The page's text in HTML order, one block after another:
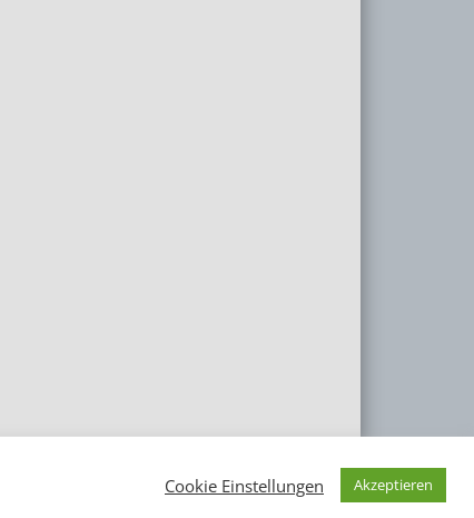
Cookie Einstellungen Akzeptieren